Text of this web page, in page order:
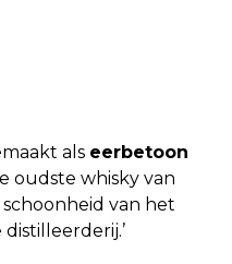
als eerbetoon
oudste whisky van
van het